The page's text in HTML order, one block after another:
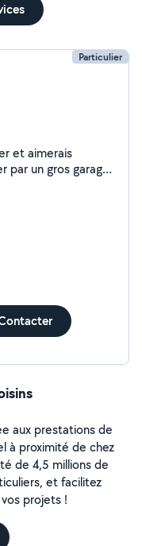
Particulier
et aimerais
par un gros garage
aux prestations de
à proximité de chez
de 4,5 millions de
et facilitez
projets !